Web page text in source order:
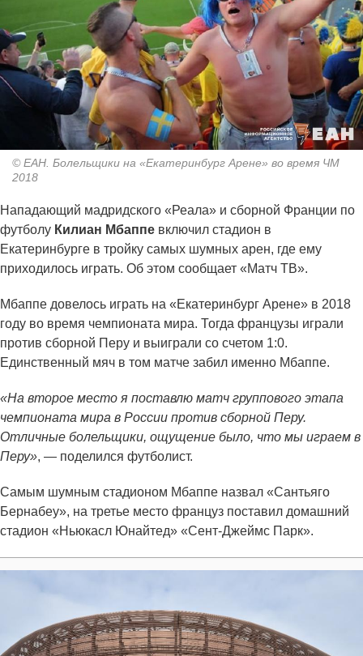
© ЕАН. Болельщики на «Екатеринбург Арене» во время ЧМ
2018
Нападающий мадридского «Реала» и сборной Франции по
футболу Килиан Мбаппе включил стадион в
Екатеринбурге в тройку самых шумных арен, где ему
приходилось играть. Об этом сообщает «Матч ТВ».
Мбаппе довелось играть на «Екатеринбург Арене» в 2018
году во время чемпионата мира. Тогда французы играли
против сборной Перу и выиграли со счетом 1:0.
Единственный мяч в том матче забил именно Мбаппе.
«На второе место я поставлю матч группового этапа
чемпионата мира в России против сборной Перу.
Отличные болельщики, ощущение было, что мы играем в
Перу», — поделился футболист.
Самым шумным стадионом Мбаппе назвал «Сантьяго
Бернабеу», на третье место француз поставил домашний
стадион «Ньюкасл Юнайтед» «Сент‑Джеймс Парк».